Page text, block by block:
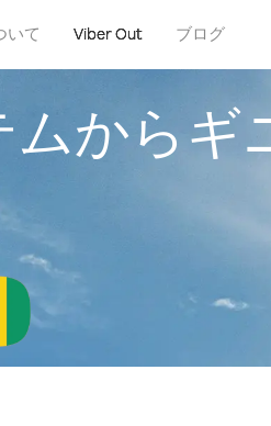
いて Viber Out ブログ
からギ